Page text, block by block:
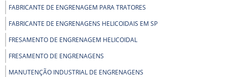
FABRICANTE DE ENGRENAGEM PARA TRATORES
FABRICANTE DE ENGRENAGENS HELICOIDAIS EM SP
FRESAMENTO DE ENGRENAGEM HELICOIDAL
FRESAMENTO DE ENGRENAGENS
MANUTENÇÃO INDUSTRIAL DE ENGRENAGENS